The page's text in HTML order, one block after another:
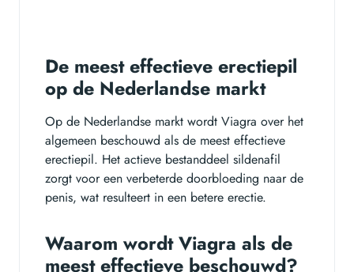
De meest effectieve erectiepil
op de Nederlandse markt
Op de Nederlandse markt wordt Viagra over het
algemeen beschouwd als de meest effectieve
erectiepil. Het actieve bestanddeel sildenafil
zorgt voor een verbeterde doorbloeding naar de
penis, wat resulteert in een betere erectie.
Waarom wordt Viagra als de
meest effectieve beschouwd?